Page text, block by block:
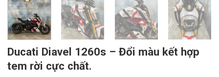
Ducati Diavel 1260s – Đổi màu kết hợp
tem rời cực chất.